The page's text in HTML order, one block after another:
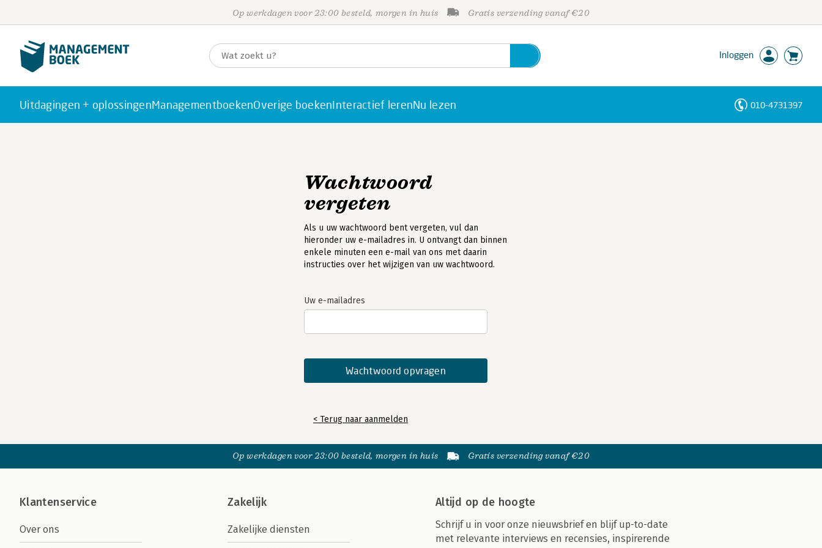
Op werkdagen voor 23:00 besteld, morgen in huis Gratis verzending vanaf €20
Inloggen
Uitdagingen + oplossingenManagementboekenOverige boekenInteractief lerenNu lezen 010-4731397
Wachtwoord
vergeten
Als u uw wachtwoord bent vergeten, vul dan
hieronder uw e-mailadres in. U ontvangt dan binnen
enkele minuten een e-mail van ons met daarin
instructies over het wijzigen van uw wachtwoord.
Uw e-mailadres
< Terug naar aanmelden
Op werkdagen voor 23:00 besteld, morgen in huis Gratis verzending vanaf €20
Klantenservice
Over ons
Zakelijk
Zakelijke diensten
Altijd op de hoogte
Schrijf u in voor onze nieuwsbrief en blijf up-to-date
met relevante interviews en recensies, inspirerende
Personen